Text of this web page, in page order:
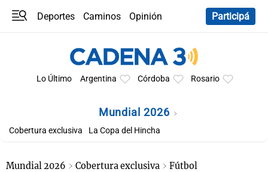
Deportes Caminos
Opinión
Participá
Lo Último Argentina Córdoba Rosario
Mundial 2026
Cobertura exclusiva La Copa del Hincha
Mundial 2026 Cobertura exclusiva Fútbol